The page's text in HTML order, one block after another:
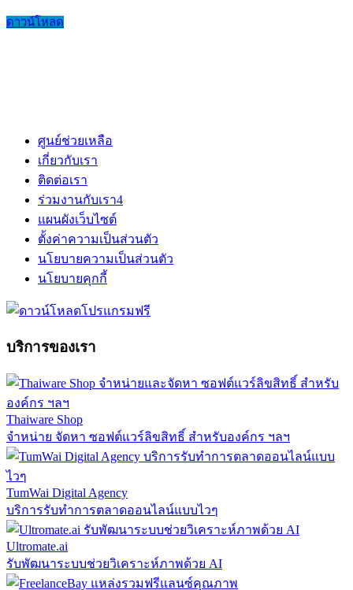
ดาวน์โหลด
ศูนย์ช่วยเหลือ
เกี่ยวกับเรา
ติดต่อเรา
ร่วมงานกับเรา4
แผนผังเว็บไซต์
ตั้งค่าความเป็นส่วนตัว
นโยบายความเป็นส่วนตัว
นโยบายคุกกี้
บริการของเรา
Thaiware Shop
จำหน่าย จัดหา ซอฟต์แวร์ลิขสิทธิ์ สำหรับองค์กร ฯลฯ
TumWai Digital Agency
บริการรับทำการตลาดออนไลน์แบบไวๆ
Ultromate.ai
รับพัฒนาระบบช่วยวิเคราะห์ภาพด้วย AI